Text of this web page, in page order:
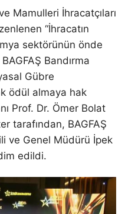
Mamulleri İhracatçıları
“İhracatın
sektörünün önde
Bandırma
Gübre
ödül almaya hak
Prof. Dr. Ömer Bolat
tarafından, BAGFAŞ
ve Genel Müdürü İpek
edildi.